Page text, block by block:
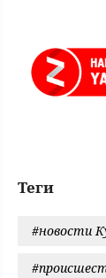
Теги
#новости